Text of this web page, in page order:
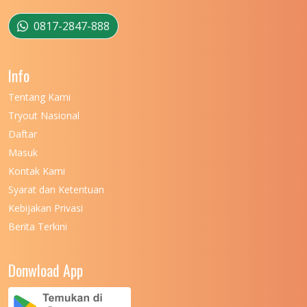
UNIVERSITAS MUSAMUS
UNIVERSITAS NEGERI KHAIRUN
UNIVERSITAS NEGERI MANADO
UNIVERSITAS NEGERI MEDAN
UNIVERSITAS NEGERI PADANG
UNIVERSITAS NUSA CENDANA
0817-2847-888
Info
Tentang Kami
Tryout Nasional
Daftar
Masuk
Kontak Kami
Syarat dan Ketentuan
Kebijakan Privasi
Berita Terkini
Donwload App